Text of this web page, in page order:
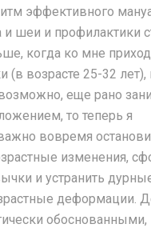
эффективного
шеи и профилактики
когда ко мне
(в возрасте 25-32 лет),
еще рано
то теперь я
вовремя
изменения,
и устранить
деформации.